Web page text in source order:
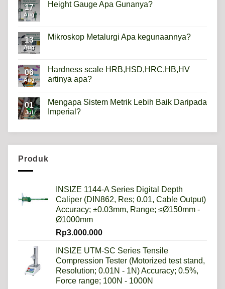
itu
17
Aug
Height Gauge Apa Gunanya?
Height
Gauge
13
Aug
Mikroskop Metalurgi Apa kegunaannya?
Mikroskop
Metalurgi
Apa
06
Aug
Hardness scale HRB,HSD,HRC,HB,HV
artinya apa?
on
Hardness
scale
01
Jul
Mengapa Sistem Metrik Lebih Baik Daripada
Imperial?
Lebih
Produk
INSIZE 1144-A Series Digital Depth
Caliper (DIN862, Res; 0.01, Cable Output)
Accuracy; ±0.03mm, Range; ≤Ø150mm -
Ø1000mm
Rp3.000.000
INSIZE UTM-SC Series Tensile
Compression Tester (Motorized test stand,
Resolution; 0.01N - 1N) Accuracy; 0.5%,
Force range; 100N - 1000N